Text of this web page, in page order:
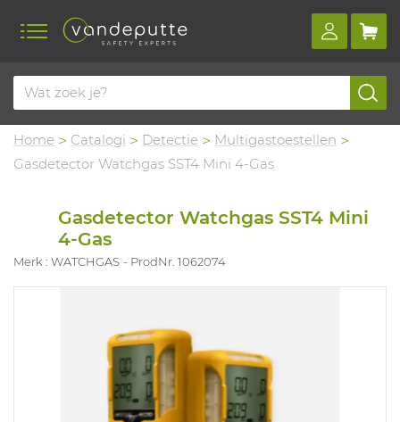
Home Catalogi Detectie
Multigastoestellen
Gasdetector Watchgas SST4 Mini 4-Gas
Gasdetector Watchgas SST4 Mini
4-Gas
Merk : WATCHGAS ProdNr. 1062074